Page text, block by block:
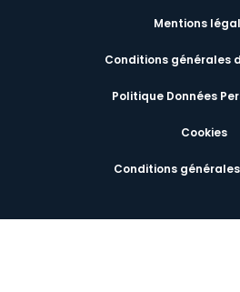
Mentions
Conditions générales
Politique Données
Cookies
Conditions